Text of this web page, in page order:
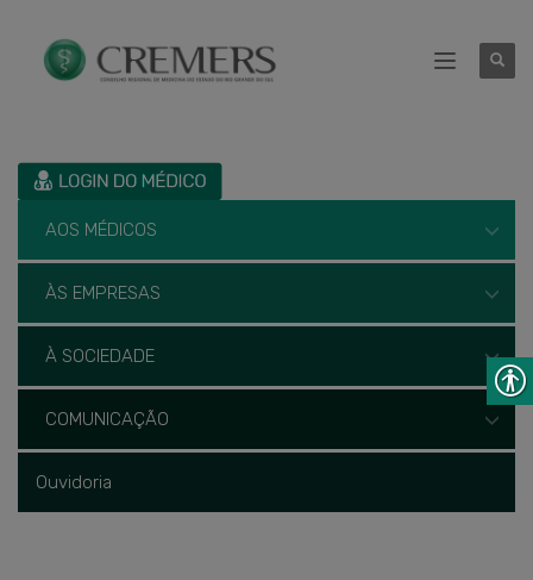
AOS MÉDICOS
ÀS EMPRESAS
À SOCIEDADE
COMUNICAÇÃO
Ouvidoria